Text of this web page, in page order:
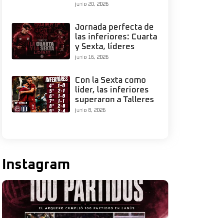
junio 20, 2026
Jornada perfecta de
las inferiores: Cuarta
y Sexta, líderes
junio 16, 2026
Con la Sexta como
líder, las inferiores
superaron a Talleres
junio 8, 2026
Instagram